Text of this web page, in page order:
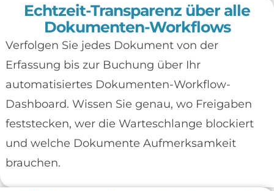
Echtzeit-Transparenz über alle
Dokumenten-Workflows
Verfolgen Sie jedes Dokument von der
Erfassung bis zur Buchung über Ihr
automatisiertes Dokumenten-Workflow-
Dashboard. Wissen Sie genau, wo Freigaben
feststecken, wer die Warteschlange blockiert
und welche Dokumente Aufmerksamkeit
brauchen.